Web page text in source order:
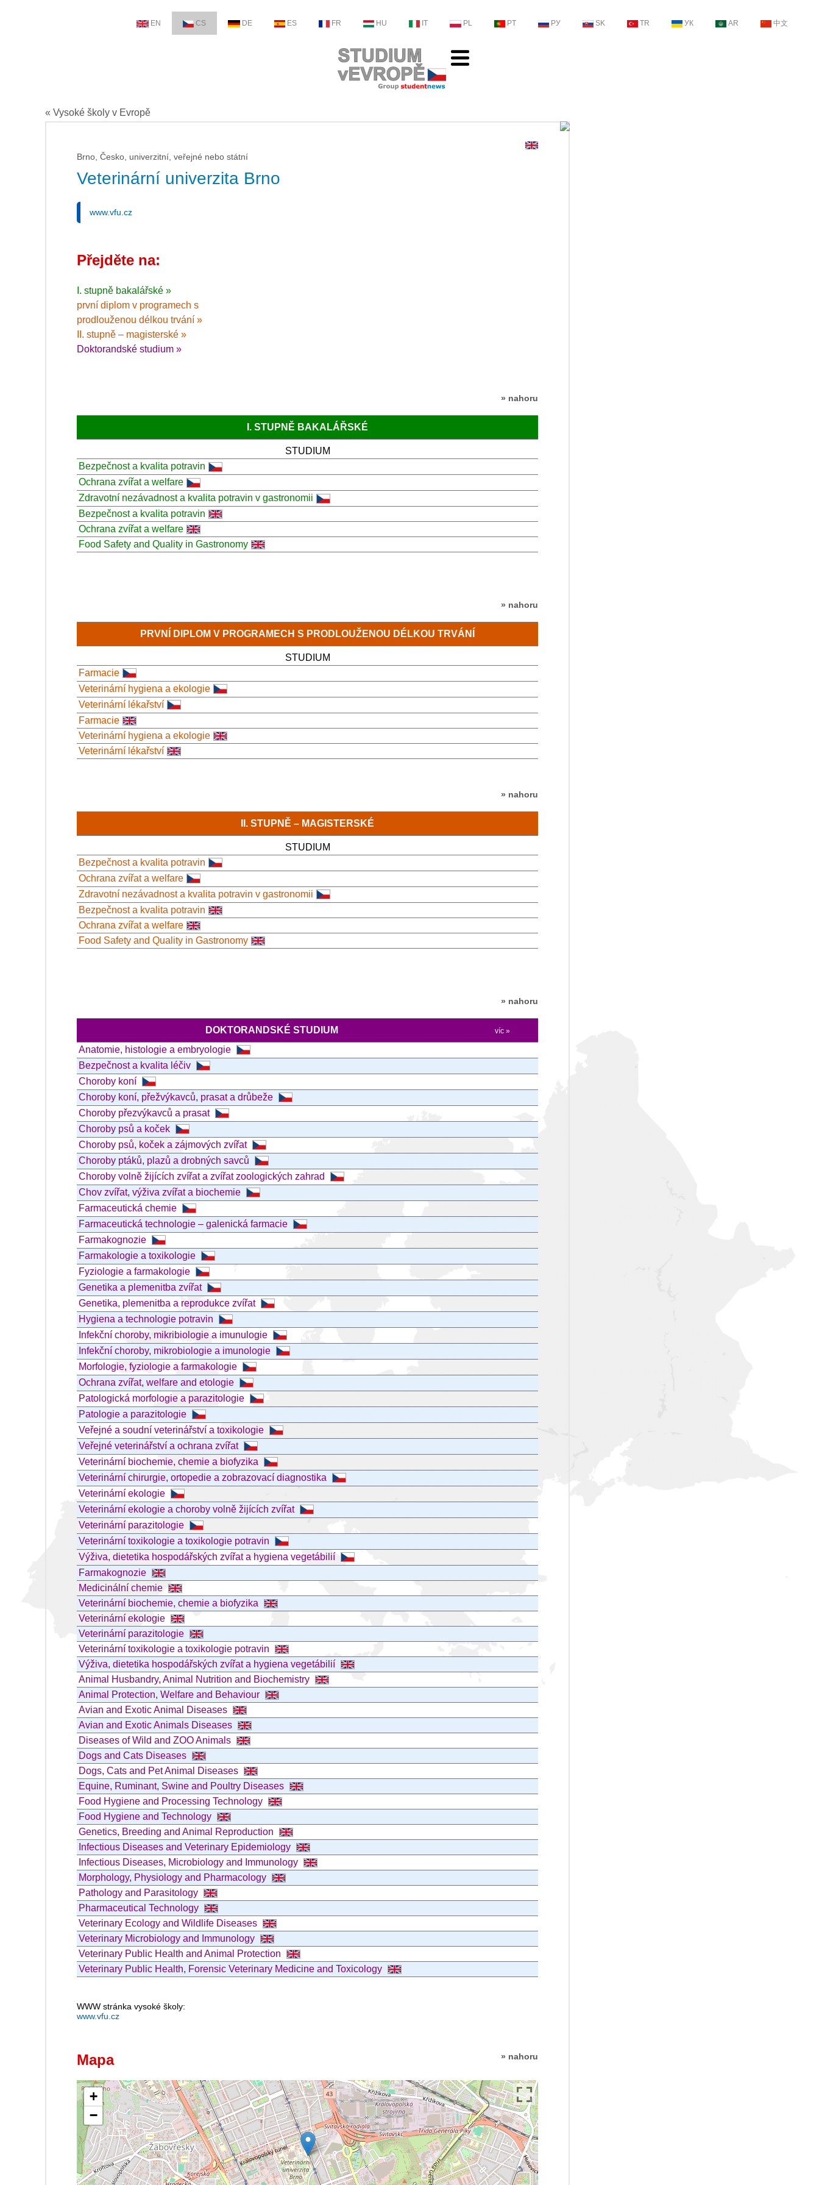
EN CS DE ES FR HU IT PL PT РУ SK TR УК AR 中文
« Vysoké školy v Evropě
Brno, Česko, univerzitní, veřejné nebo státní
Veterinární univerzita Brno
www.vfu.cz
Přejděte na:
I. stupně bakalářské »
první diplom v programech s
prodlouženou délkou trvání »
II. stupně – magisterské »
Doktorandské studium »
» nahoru
I. STUPNĚ BAKALÁŘSKÉ
STUDIUM
Bezpečnost a kvalita potravin
Ochrana zvířat a welfare
Zdravotní nezávadnost a kvalita potravin v gastronomii
Bezpečnost a kvalita potravin
Ochrana zvířat a welfare
Food Safety and Quality in Gastronomy
» nahoru
PRVNÍ DIPLOM V PROGRAMECH S PRODLOUŽENOU DÉLKOU TRVÁNÍ
STUDIUM
Farmacie
Veterinární hygiena a ekologie
Veterinární lékařství
Farmacie
Veterinární hygiena a ekologie
Veterinární lékařství
» nahoru
II. STUPNĚ – MAGISTERSKÉ
STUDIUM
Bezpečnost a kvalita potravin
Ochrana zvířat a welfare
Zdravotní nezávadnost a kvalita potravin v gastronomii
Bezpečnost a kvalita potravin
Ochrana zvířat a welfare
Food Safety and Quality in Gastronomy
» nahoru
DOKTORANDSKÉ STUDIUM víc »
Anatomie, histologie a embryologie
Bezpečnost a kvalita léčiv
Choroby koní
Choroby koní, přežvýkavců, prasat a drůbeže
Choroby přezvýkavců a prasat
Choroby psů a koček
Choroby psů, koček a zájmových zvířat
Choroby ptáků, plazů a drobných savců
Choroby volně žijících zvířat a zvířat zoologických zahrad
Chov zvířat, výživa zvířat a biochemie
Farmaceutická chemie
Farmaceutická technologie – galenická farmacie
Farmakognozie
Farmakologie a toxikologie
Fyziologie a farmakologie
Genetika a plemenitba zvířat
Genetika, plemenitba a reprodukce zvířat
Hygiena a technologie potravin
Infekční choroby, mikribiologie a imunulogie
Infekční choroby, mikrobiologie a imunologie
Morfologie, fyziologie a farmakologie
Ochrana zvířat, welfare and etologie
Patologická morfologie a parazitologie
Patologie a parazitologie
Veřejné a soudní veterinářství a toxikologie
Veřejné veterinářství a ochrana zvířat
Veterinární biochemie, chemie a biofyzika
Veterinární chirurgie, ortopedie a zobrazovací diagnostika
Veterinární ekologie
Veterinární ekologie a choroby volně žijících zvířat
Veterinární parazitologie
Veterinární toxikologie a toxikologie potravin
Výživa, dietetika hospodářských zvířat a hygiena vegetábilií
Farmakognozie
Medicinální chemie
Veterinární biochemie, chemie a biofyzika
Veterinární ekologie
Veterinární parazitologie
Veterinární toxikologie a toxikologie potravin
Výživa, dietetika hospodářských zvířat a hygiena vegetábilií
Animal Husbandry, Animal Nutrition and Biochemistry
Animal Protection, Welfare and Behaviour
Avian and Exotic Animal Diseases
Avian and Exotic Animals Diseases
Diseases of Wild and ZOO Animals
Dogs and Cats Diseases
Dogs, Cats and Pet Animal Diseases
Equine, Ruminant, Swine and Poultry Diseases
Food Hygiene and Processing Technology
Food Hygiene and Technology
Genetics, Breeding and Animal Reproduction
Infectious Diseases and Veterinary Epidemiology
Infectious Diseases, Microbiology and Immunology
Morphology, Physiology and Pharmacology
Pathology and Parasitology
Pharmaceutical Technology
Veterinary Ecology and Wildlife Diseases
Veterinary Microbiology and Immunology
Veterinary Public Health and Animal Protection
Veterinary Public Health, Forensic Veterinary Medicine and Toxicology
WWW stránka vysoké školy:
www.vfu.cz
» nahoru
Mapa
+
−